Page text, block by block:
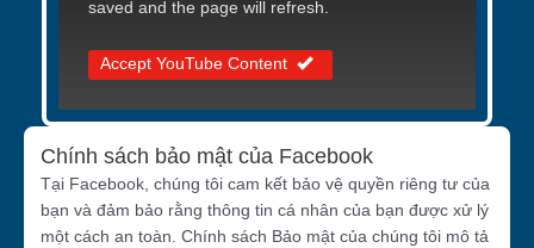
saved and the page will refresh.
Accept YouTube Content
Chính sách bảo mật của Facebook
Tại Facebook, chúng tôi cam kết bảo vệ quyền riêng tư của
bạn và đảm bảo rằng thông tin cá nhân của bạn được xử lý
một cách an toàn. Chính sách Bảo mật của chúng tôi mô tả